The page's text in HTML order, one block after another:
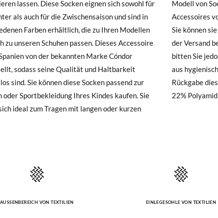
lassen. Diese Socken eignen sich sowohl für
als auch für die Zwischensaison und sind in
Farben erhältlich, die zu Ihren Modellen
zu unseren Schuhen passen. Dieses Accessoire
von der bekannten Marke Cóndor
sodass seine Qualität und Haltbarkeit
sind. Sie können diese Socken passend zur
oder Sportbekleidung Ihres Kindes kaufen. Sie
ideal zum Tragen mit langen oder kurzen
von Socken, Strumpfhosen oder anderen
von Condor suchen, treten Sie hier ein und
sie alle entdecken. Vergessen Sie nicht, dass
bei Pisamonas immer kostenlos ist. Wir
jedoch um Verständnis, dass wir in diesem Fall
Gründen keinen Umtausch oder keine
dieses Produkts akzeptieren. 75% Baumwolle,
22%
Schuhe ankommen und nicht ganz Ihren Vorstellungen
beantragen.
ein Kundenkonto haben, loggen Sie sich einfach ein, um den
Sie bitte unsereRuecksendungund geben Sie Ihre
ein. Ein Rücksendeetikett wird Ihnen dann automatisch an Ihr
Artikel umzutauschen, senden Sie bitte Ihr ursprüngliches Paar
einer Postfiliale zurück und geben Sie eine neue Bestellung für
0 2 4 6 8
6-12m 12-24m 2-4A 4-6A 6-8A
15-19 19-22 23-26 32-35
AUSSENBEREICH VON TEXTILIEN EINLEGESOHLE VON TEXTILIEN